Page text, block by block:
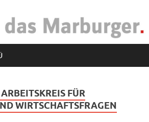
ARBEITSKREIS FÜR
WIRTSCHAFTSFRAGEN